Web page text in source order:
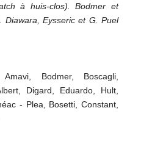
à huis-clos). Bodmer et
Diawara, Eysseric et G. Puel
Bodmer, Boscagli,
Digard, Eduardo, Hult,
- Plea, Bosetti, Constant,